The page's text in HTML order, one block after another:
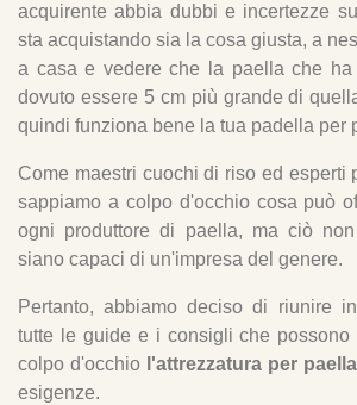
acquirente abbia dubbi e incertezze
sta acquistando sia la cosa giusta, a
a casa e vedere che la paella che ha
dovuto essere 5 cm più grande di
quindi funziona bene la tua padella per
Come maestri cuochi di riso ed esperti
sappiamo a colpo d'occhio cosa può
ogni produttore di paella, ma ciò
siano capaci di un'impresa del genere.
Pertanto, abbiamo deciso di riunire
tutte le guide e i consigli che possono
colpo d'occhio l'attrezzatura per paella
esigenze.